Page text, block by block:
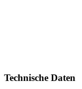
Technische Daten